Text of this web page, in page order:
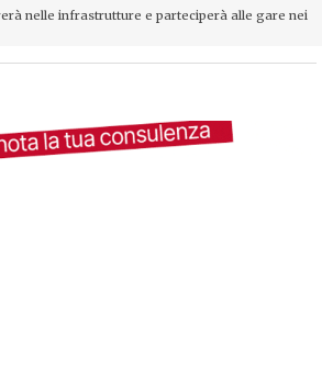
nelle infrastrutture e parteciperà alle gare nei